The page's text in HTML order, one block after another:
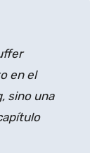
en el
sino una